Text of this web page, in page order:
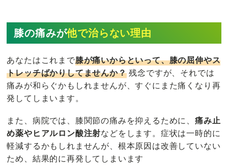
膝の痛みが他で治らない理由
あなたはこれまで膝が痛いからといって、膝の屈伸やス
トレッチばかりしてませんか？残念ですが、それでは
痛みが和らぐかもしれませんが、すぐにまた痛くなり再
発してしまいます。
また、病院では、膝関節の痛みを抑えるために、痛み止
め薬やヒアルロン酸注射などをします。症状は一時的に
軽減するかもしれませんが、根本原因は改善していない
ため、結果的に再発してしまいます